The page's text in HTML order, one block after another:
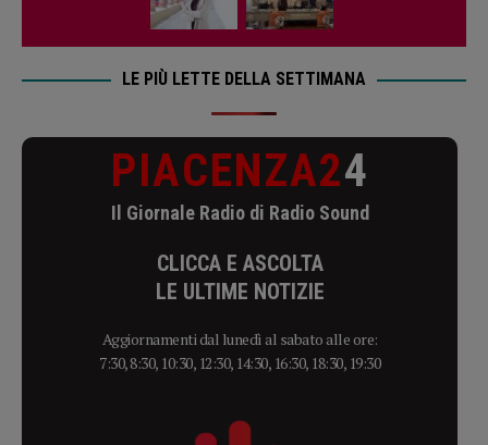
LE PIÙ LETTE DELLA SETTIMANA
PIACENZA24
Il Giornale Radio di Radio Sound
CLICCA E ASCOLTA
LE ULTIME NOTIZIE
Aggiornamenti dal lunedì al sabato alle ore:
7:30, 8:30, 10:30, 12:30, 14:30, 16:30, 18:30, 19:30